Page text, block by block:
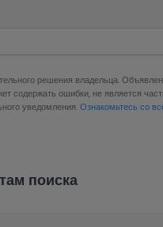
решения владельца.
содержать ошибки, не является
уведомления.Ознакомьтесь со
поиска